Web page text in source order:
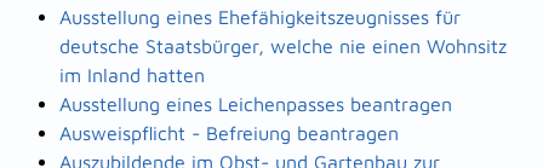
Ausstellung eines Ehefähigkeitszeugnisses für
deutsche Staatsbürger, welche nie einen Wohnsitz
im Inland hatten
Ausstellung eines Leichenpasses beantragen
Ausweispflicht - Befreiung beantragen
Auszubildende im Obst- und Gartenbau zur